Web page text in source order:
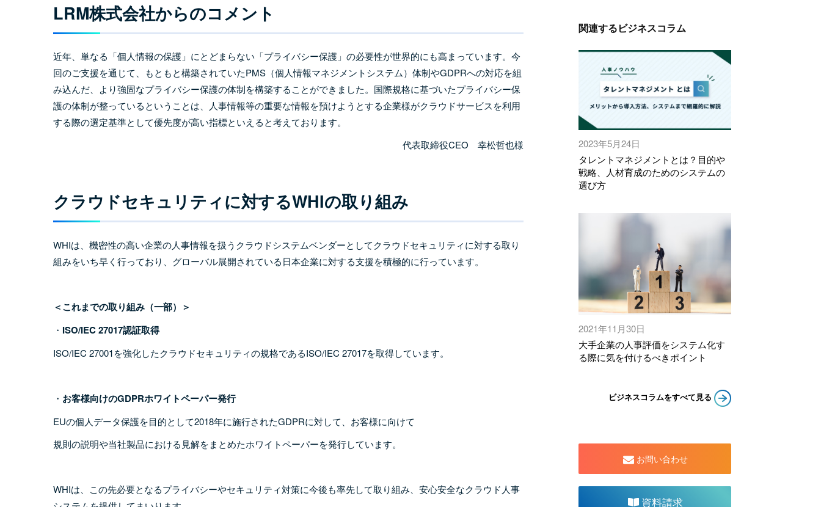
LRM株式会社からのコメント
近年、単なる「個人情報の保護」にとどまらない「プライバシー保護」の必要性が世界的にも高まっています。今
回のご支援を通じて、もともと構築されていたPMS（個人情報マネジメントシステム）体制やGDPRへの対応を組
み込んだ、より強固なプライバシー保護の体制を構築することができました。国際規格に基づいたプライバシー保
護の体制が整っているということは、人事情報等の重要な情報を預けようとする企業様がクラウドサービスを利用
する際の選定基準として優先度が高い指標といえると考えております。
代表取締役CEO 幸松哲也様
クラウドセキュリティに対するWHIの取り組み
WHIは、機密性の高い企業の人事情報を扱うクラウドシステムベンダーとしてクラウドセキュリティに対する取り
組みをいち早く行っており、グローバル展開されている日本企業に対する支援を積極的に行っています。
＜これまでの取り組み（一部）＞
・ ISO/IEC 27017認証取得
ISO/IEC 27001を強化したクラウドセキュリティの規格であるISO/IEC 27017を取得しています。
・ お客様向けのGDPRホワイトペーパー発行
EUの個人データ保護を目的として2018年に施行されたGDPRに対して、お客様に向けて
規則の説明や当社製品における見解をまとめたホワイトペーパーを発行しています。
WHIは、この先必要となるプライバシーやセキュリティ対策に今後も率先して取り組み、安心安全なクラウド人事
関連するビジネスコラム
2023年5月24日
タレントマネジメントとは？目的や
戦略、人材育成のためのシステムの
選び方
2021年11月30日
大手企業の人事評価をシステム化す
る際に気を付けるべきポイント
ビジネスコラムをすべて見る
お問い合わせ
資料請求